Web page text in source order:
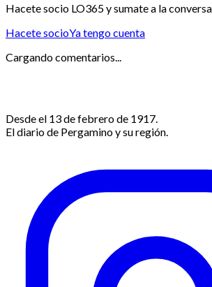
Hacete socio LO365 y sumate a la
Hacete socioYa tengo cuenta
Cargando comentarios...
Desde el 13 de febrero de 1917.
El diario de Pergamino y su región.